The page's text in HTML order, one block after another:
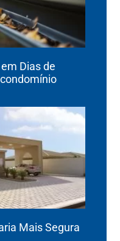
Dias de
Mais Segura